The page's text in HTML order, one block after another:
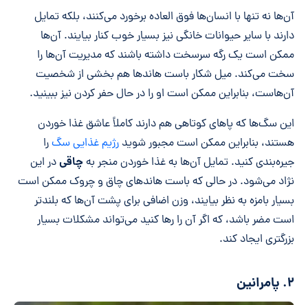
آن‌ها نه تنها با انسان‌ها فوق العاده برخورد می‌کنند، بلکه تمایل
دارند با سایر حیوانات خانگی نیز بسیار خوب کنار بیایند. آن‌ها
ممکن است یک رگه سرسخت داشته باشند که مدیریت آن‌ها را
سخت می‌کند. میل شکار باست هاندها هم بخشی از شخصیت
آن‌هاست، بنابراین ممکن است او را در حال حفر کردن نیز ببینید.
این سگ‌ها که پاهای کوتاهی هم دارند کاملاً عاشق غذا خوردن
هستند، بنابراین ممکن است مجبور شوید رژیم غذایی سگرا
جیره‌بندی کنید. تمایل آن‌ها به غذا خوردن منجر به چاقیدر این
نژاد می‌شود. در حالی که باست هاندهای چاق و چروک ممکن است
بسیار بامزه به نظر بیایند، وزن اضافی برای پشت آن‌ها که بلندتر
است مضر باشد، که اگر آن را رها کنید می‌تواند مشکلات بسیار
بزرگتری ایجاد کند.
۲. پامرانین